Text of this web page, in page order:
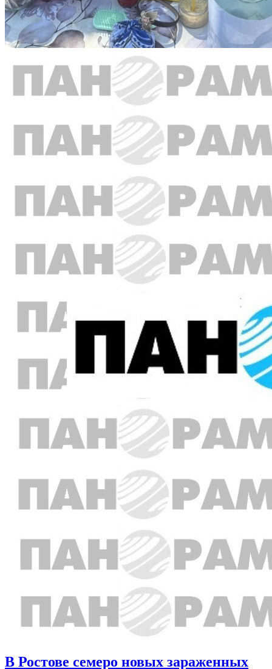
В Ростове семеро новых зараженных